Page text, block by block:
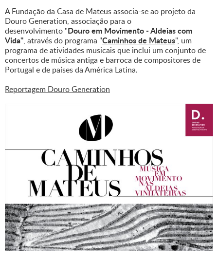
A Fundação da Casa de Mateus associa-se ao projeto da
Douro Generation, associação para o
desenvolvimento "Douro em Movimento - Aldeias com
Vida", através do programa "Caminhos de Mateus", um
programa de atividades musicais que inclui um conjunto de
concertos de música antiga e barroca de compositores de
Portugal e de países da América Latina.
Reportagem Douro Generation